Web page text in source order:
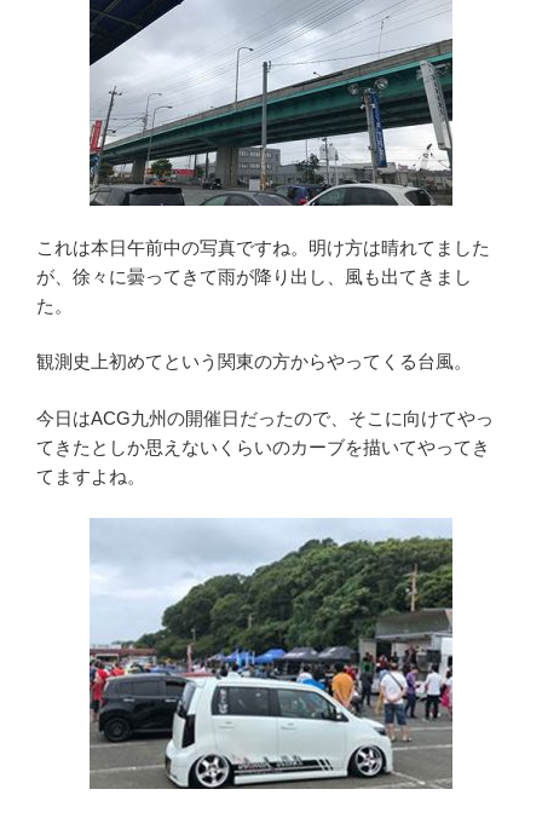
これは本日午前中の写真ですね。明け方は晴れてました
が、徐々に曇ってきて雨が降り出し、風も出てきまし
た。
観測史上初めてという関東の方からやってくる台風。
今日はACG九州の開催日だったので、そこに向けてやっ
てきたとしか思えないくらいのカーブを描いてやってき
てますよね。